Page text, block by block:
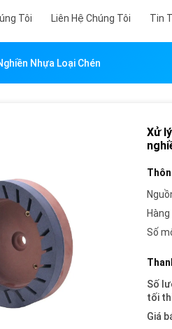
Tôi Liên Hệ Chúng Tôi Tin
Nhựa Loại Chén
Xử
Số
Số
tối
Giá